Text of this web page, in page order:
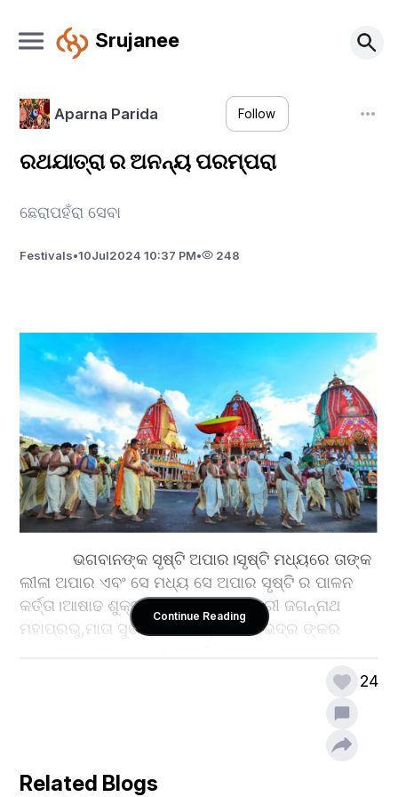
Srujanee
Aparna Parida Follow
ରଥଯାତ୍ରା ର ଅନନ୍ୟ ପରମ୍ପରା
ଛେରାପହଁରା ସେବା
Festivals•10Jul2024 10:37 PM• 248
            ଭଗବାନଙ୍କ ସୃଷ୍ଟି ଅପାର।ସୃଷ୍ଟି ମଧ୍ୟରେ ତାଙ୍କ
ଲୀଳା ଅପାର ଏବଂ ସେ ମଧ୍ୟ ସେ ଅପାର ସୃଷ୍ଟି ର ପାଳନ
କର୍ତ୍ତା।ଆଷାଢ ଶୁକ୍ଳ ଦ୍ବିତୀୟା ତିଥିରେ ଶ୍ରୀ ଜଗନ୍ନାଥ
ମହାପ୍ରଭୁ,ମାତା ସୁଭଦ୍ରା ଏବଂ ଭ୍ରାତା ବଳଭଦ୍ର ଙ୍କର
ଲୀଳା ର ସତେ ଏହା ଏକ ଅଦ୍ଭୁଦପୂର୍ବ ଯାତ୍ରା!ଭକ୍ତ ଏବଂ
ଗଢିତୋଳିବାର,ଭକ୍ତ ର ଭଗବାନଙ୍କୁ ମନ ଭରି ନୟନରତ
କରିବାର ଏବଂ ଭଗବାନଙ୍କର ଜନ୍ମଭୂମି ରୁ କର୍ମଭୂମି କୁ
ଅନେକ ନୀତି, ଯାହାକି ଭଗବାନଙ୍କ ପାଇଁ ହୋଇଥାଏ।
Continue Reading
24
Related Blogs